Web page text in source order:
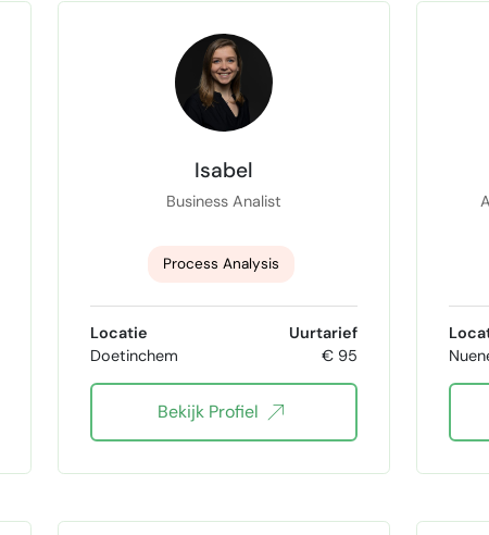
Isabel
Business Analist
Process Analysis
Agile Scrum master
Scum agile werken
SQL Data Modelling
Locatie
Doetinchem
Uurtarief
€ 95
Bekijk Profiel